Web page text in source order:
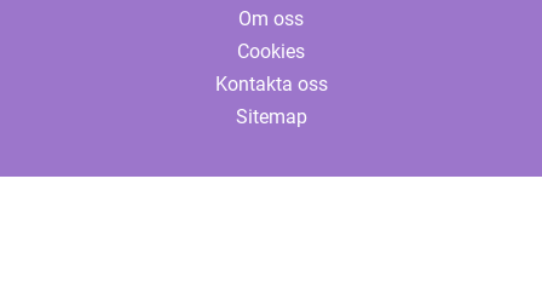
Om oss
Cookies
Kontakta oss
Sitemap